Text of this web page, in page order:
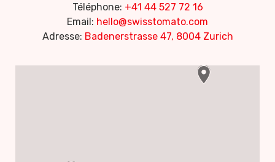
Téléphone: +41 44 527 72 16
Email: hello@swisstomato.com
Adresse: Badenerstrasse 47, 8004 Zurich